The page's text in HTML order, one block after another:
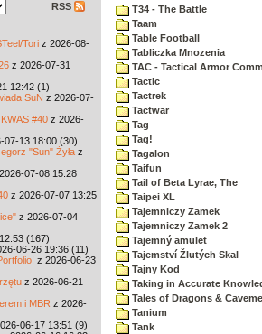
RSS
Tori z 2026-08-
z 2026-07-31
12:42 (1)
SuN z 2026-07-
#40 z 2026-
07-13 18:00 (30)
"Sun" Żyła z
07-08 15:28
z 2026-07-07 13:25
z 2026-07-04
(167)
06-26 19:36 (11)
z 2026-06-23
z 2026-06-21
i MBR z 2026-
06-17 13:51 (9)
T34 - The Battle
Taam
Table Football
Tabliczka Mnozenia
TAC - Tactical Armor
Tactic
Tactrek
Tactwar
Tag
Tag!
Tagalon
Taifun
Tail of Beta Lyrae, The
Taipei XL
Tajemniczy Zamek
Tajemniczy Zamek 2
Tajemný amulet
Tajemství Žlutých Skal
Tajny Kod
Taking in Accurate
Tales of Dragons &
Tanium
Tank